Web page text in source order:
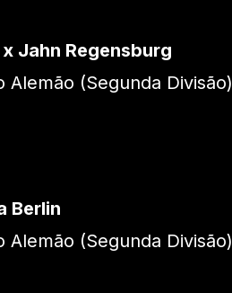
Jahn Regensburg
Alemão (Segunda Divisão)
Berlin
Alemão (Segunda Divisão)